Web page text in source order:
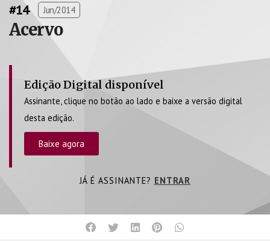
#14 Jun/2014
Acervo
Edição Digital disponível
Assinante, clique no botão ao lado e baixe a versão digital
desta edição.
Baixe agora
JÁ É ASSINANTE? ENTRAR